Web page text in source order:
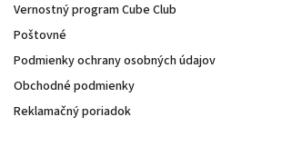
Vernostný program Cube Club
Poštovné
Podmienky ochrany osobných údajov
Obchodné podmienky
Reklamačný poriadok